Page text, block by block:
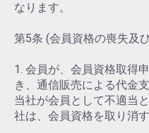
なります。
第5条 (会員資格の喪失及
1. 会員が、会員資格取得
き、通信販売による代金
当社が会員として不適当
社は、会員資格を取り消